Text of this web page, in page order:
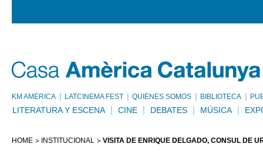
KM AMÈRICA LATCINEMA FEST QUIÉNES SOMOS BIBLIOTECA
LITERATURA Y ESCENA CINE DEBATES MÚSICA
HOME INSTITUCIONAL VISITA DE ENRIQUE DELGADO, CÓNSUL DE